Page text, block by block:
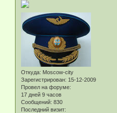
Откуда: Moscow-city
Зарегистрирован: 15-12-2009
Провел на форуме:
17 дней 9 часов
Сообщений: 830
Последний визит: